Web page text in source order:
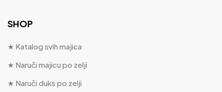
SHOP
★ Katalog svih majica
★ Naruči majicu po zelji
★ Naruči duks po zelji